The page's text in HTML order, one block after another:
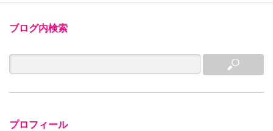
ブログ内検索
プロフィール